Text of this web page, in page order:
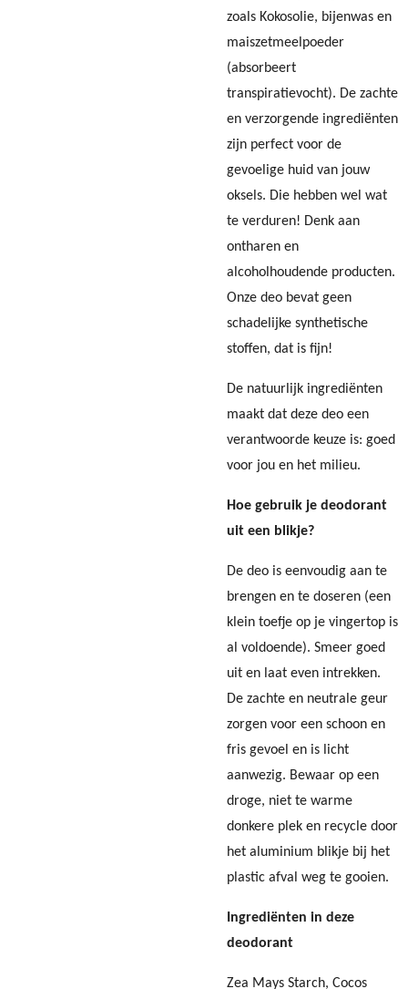
zoals Kokosolie, bijenwas en
maiszetmeelpoeder
(absorbeert
transpiratievocht). De zachte
en verzorgende ingrediënten
zijn perfect voor de
gevoelige huid van jouw
oksels. Die hebben wel wat
te verduren! Denk aan
ontharen en
alcoholhoudende producten.
Onze deo bevat geen
schadelijke synthetische
stoffen, dat is fijn!
De natuurlijk ingrediënten
maakt dat deze deo een
verantwoorde keuze is: goed
voor jou en het milieu.
Hoe gebruik je deodorant
uit een blikje?
De deo is eenvoudig aan te
brengen en te doseren (een
klein toefje op je vingertop is
al voldoende). Smeer goed
uit en laat even intrekken.
De zachte en neutrale geur
zorgen voor een schoon en
fris gevoel en is licht
aanwezig. Bewaar op een
droge, niet te warme
donkere plek en recycle door
het aluminium blikje bij het
plastic afval weg te gooien.
Ingrediënten in deze
deodorant
Zea Mays Starch, Cocos